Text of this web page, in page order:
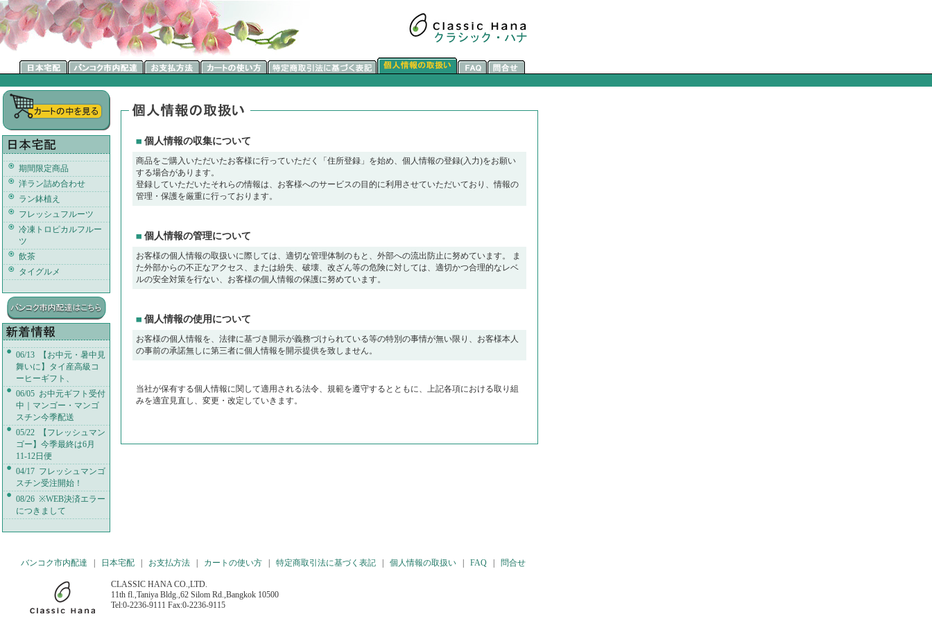
期間限定商品
洋ラン詰め合わせ
ラン鉢植え
フレッシュフルーツ
冷凍トロピカルフルー
ツ
飲茶
タイグルメ
06/13 【お中元・暑中見
舞いに】タイ産高級コ
ーヒーギフト、
06/05 お中元ギフト受付
中｜マンゴー・マンゴ
スチン今季配送
05/22 【フレッシュマン
ゴー】今季最終は6月
11-12日便
04/17 フレッシュマンゴ
スチン受注開始！
08/26 ※WEB決済エラー
につきまして
個人情報の収集について
商品をご購入いただいたお客様に行っていただく「住所登録」を始め、個人情報の登録(入力)をお願い
する場合があります。
登録していただいたそれらの情報は、お客様へのサービスの目的に利用させていただいており、情報の
管理・保護を厳重に行っております。
個人情報の管理について
お客様の個人情報の取扱いに際しては、適切な管理体制のもと、外部への流出防止に努めています。 ま
た外部からの不正なアクセス、または紛失、破壊、改ざん等の危険に対しては、適切かつ合理的なレベ
ルの安全対策を行ない、お客様の個人情報の保護に努めています。
個人情報の使用について
お客様の個人情報を、法律に基づき開示が義務づけられている等の特別の事情が無い限り、お客様本人
の事前の承諾無しに第三者に個人情報を開示提供を致しません。
当社が保有する個人情報に関して適用される法令、規範を遵守するとともに、上記各項における取り組
みを適宜見直し、変更・改定していきます。
バンコク市内配達 日本宅配 お支払方法 カートの使い方 特定商取引法に基づく表記 個人情報の取扱い FAQ 問合せ
CLASSIC HANA CO.,LTD.
11th fl.,Taniya Bldg.,62 Silom Rd.,Bangkok 10500
Tel:0-2236-9111 Fax:0-2236-9115